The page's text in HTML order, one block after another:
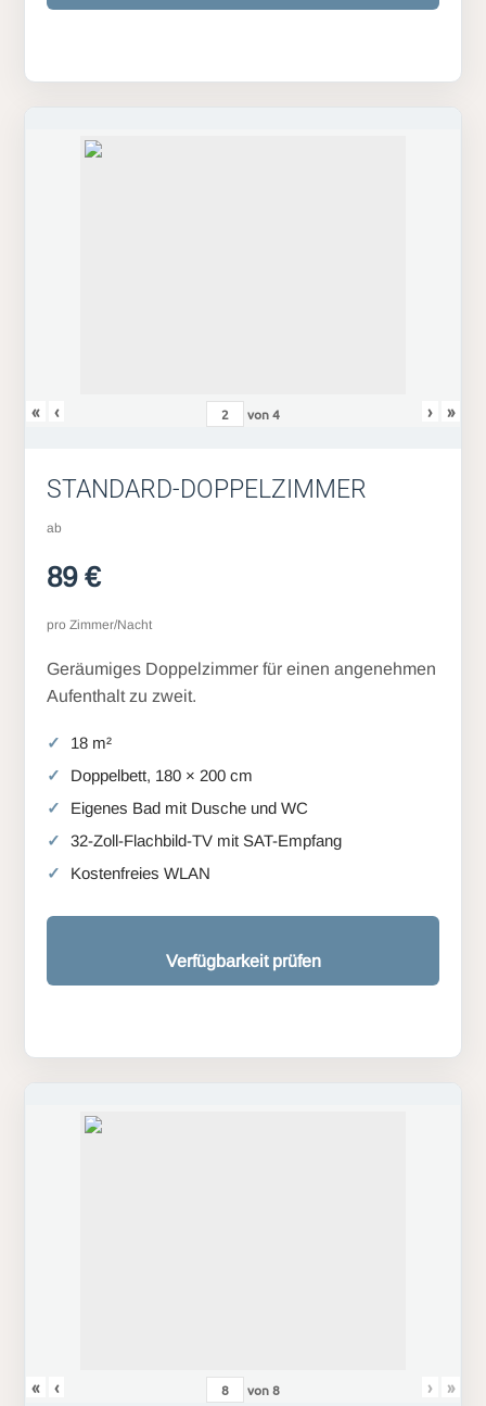
« ‹ von4 › »
STANDARD-DOPPELZIMMER
ab
89 €
pro Zimmer/Nacht
Geräumiges Doppelzimmer für einen angenehmen
Aufenthalt zu zweit.
18 m²
Doppelbett, 180 × 200 cm
Eigenes Bad mit Dusche und WC
32-Zoll-Flachbild-TV mit SAT-Empfang
Kostenfreies WLAN
Verfügbarkeit prüfen
« ‹ von8 › »